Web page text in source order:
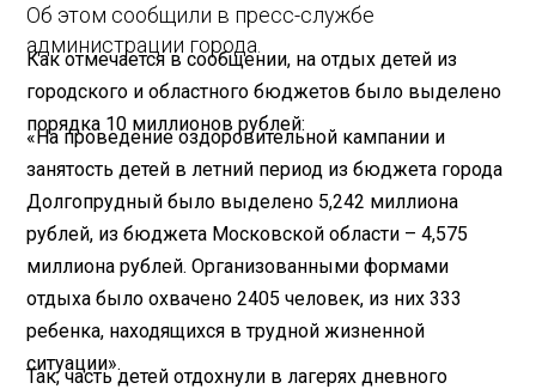
Об этом сообщили в пресс-службе
администрации города.
Как отмечается в сообщении, на отдых детей из
городского и областного бюджетов было выделено
порядка 10 миллионов рублей:
«На проведение оздоровительной кампании и
занятость детей в летний период из бюджета города
Долгопрудный было выделено 5,242 миллиона
рублей, из бюджета Московской области – 4,575
миллиона рублей. Организованными формами
отдыха было охвачено 2405 человек, из них 333
ребенка, находящихся в трудной жизненной
ситуации».
Так, часть детей отдохнули в лагерях дневного